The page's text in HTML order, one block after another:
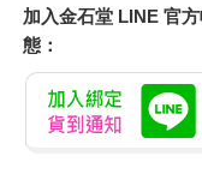
加入金石堂 LINE 官
態：